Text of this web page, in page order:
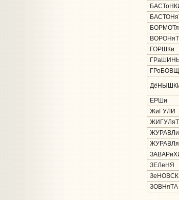
ГОРШКи
ЕРШи
ЖиГУЛИ
ЖУРАВЛи
ЗЕЛеНЯ
ЗОВНяТА